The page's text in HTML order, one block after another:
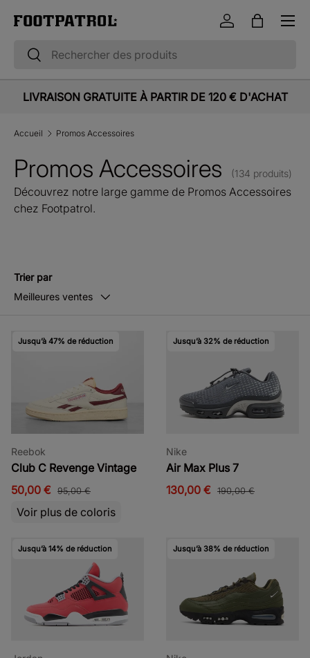
Aller au contenu
Recherche
Rechercher
Se connecter
Panier
Menu
LIVRAISON GRATUITE À PARTIR DE 120 € D'ACHAT
Accueil Promos Accessoires
Promos Accessoires (134 produits)
Découvrez notre large gamme de Promos Accessoires
chez Footpatrol.
Trier par
Meilleures ventes
Jusqu’à 47% de réduction
Reebok
Club C Revenge Vintage
50,00 € 95,00 €
Voir plus de coloris
Jusqu’à 32% de réduction
Nike
Air Max Plus 7
130,00 € 190,00 €
Jusqu’à 14% de réduction Jusqu’à 38% de réduction